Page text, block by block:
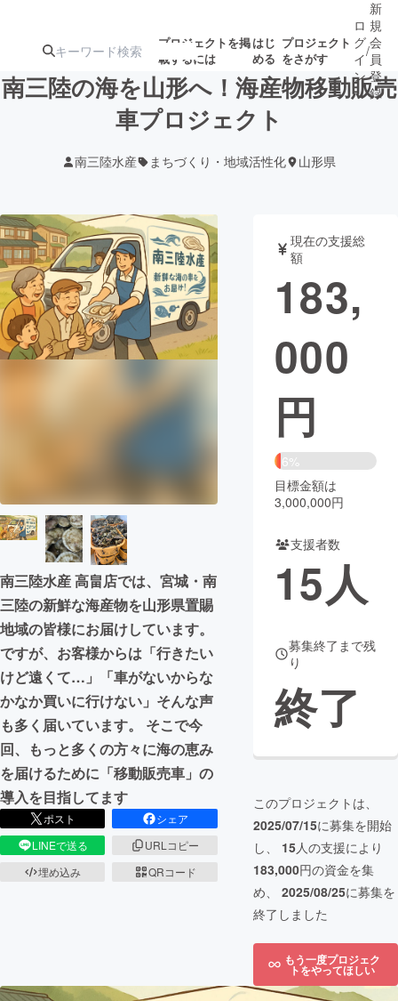
プロジェクトを掲
載するには
はじ
める
プロジェクト
をさがす
注目のリ
ターン
注目の新着プロ
ジェクト
募集終了が近いプ
ロジェクト
されます
アート・写真 音楽
テクノロジー・ガジェット ゲーム・サ
映像・映画
まちづくり・地域活性化
CAMPFIRE for Social Good
CAMPFIRE Creation
CAMPFIREふるさと納税
コミュニティ
ロ
グ
イ
ン
/
新
規
会
員
登
録
南三陸の海を山形へ！海産物移動販売
車プロジェクト
南三陸水産 まちづくり・地域活性化 山形県
南三陸水産 高畠店では、宮城・南
三陸の新鮮な海産物を山形県置賜
地域の皆様にお届けしています。
ですが、お客様からは「行きたい
けど遠くて…」「車がないからな
かなか買いに行けない」そんな声
も多く届いています。 そこで今
回、もっと多くの方々に海の恵み
を届けるために「移動販売車」の
導入を目指してます
ポスト
シェア
LINEで送る
URLコピー
埋め込み
QRコード
現在の支援総
額
183,
000
円
6%
目標金額は
3,000,000円
支援者数
15人
募集終了まで残
り
終了
このプロジェクトは、
2025/07/15に募集を開始
し、 15人の支援により
183,000円の資金を集
め、 2025/08/25に募集を
終了しました
もう一度プロジェク
トをやってほしい